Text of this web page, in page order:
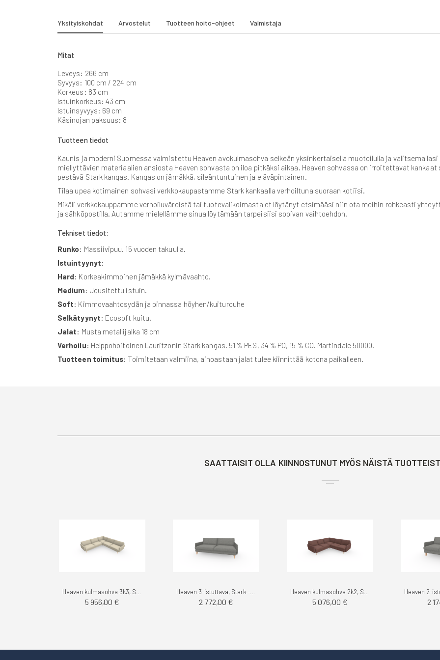
the
images
Yksityiskohdat
Mitat
Leveys: 266 cm
Syvyys: 100 cm / 224 cm
Korkeus: 83 cm
Istuinkorkeus: 43 cm
Istuinsyvyys: 69 cm
Käsinojan paksuus: 8
Tuotteen tiedot
Kaunis ja moderni Suomessa valmistettu Heaven avokulmasohva selkeän yksinkertaisella muotoilulla ja
miellyttävien materiaalien ansiosta Heaven sohvasta on iloa pitkäksi aikaa. Heaven sohvassa on irroitettavat
pestävä Stark kangas. Kangas on jämäkkä, sileäntuntuinen ja eläväpintainen.
Tilaa upea kotimainen sohvasi verkkokaupastamme Stark kankaalla verhoiltuna suoraan kotiisi.
Mikäli verkkokauppamme verhoiluväreistä tai tuotevalikoimasta et löytänyt etsimääsi niin ota meihin rohkeasti
ja sähköpostilla. Autamme mielellämme sinua löytämään tarpeisiisi sopivan vaihtoehdon.
Tekniset tiedot:
Runko: Massiivipuu. 15 vuoden takuulla.
Istuintyynyt:
Hard: Korkeakimmoinen jämäkkä kylmävaahto.
Medium: Jousitettu istuin.
Soft: Kimmovaahtosydän ja pinnassa höyhen/kuiturouhe
Selkätyynyt: Ecosoft kuitu.
Jalat: Musta metallijalka 18 cm
Verhoilu: Helppohoitoinen Lauritzonin Stark kangas. 51 % PES, 34 % PO, 15 % CO. Martindale 50000.
Tuotteen toimitus: Toimitetaan valmiina, ainoastaan jalat tulee kiinnittää kotona paikalleen.
Arvostelut Tuotteen hoito-ohjeet Valmistaja
SAATTAISIT OLLA KIINNOSTUNUT MYÖS NÄISTÄ
5 956,00 € 2 772,00 € 5 076,00 € 2